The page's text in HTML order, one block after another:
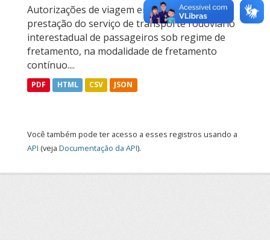
Autorizações de viagem emitidas para a
prestação do serviço de transporte rodoviário
interestadual de passageiros sob regime de
fretamento, na modalidade de fretamento
contínuo....
PDF HTML CSV JSON
Você também pode ter acesso a esses registros usando a
API (veja Documentação da API).